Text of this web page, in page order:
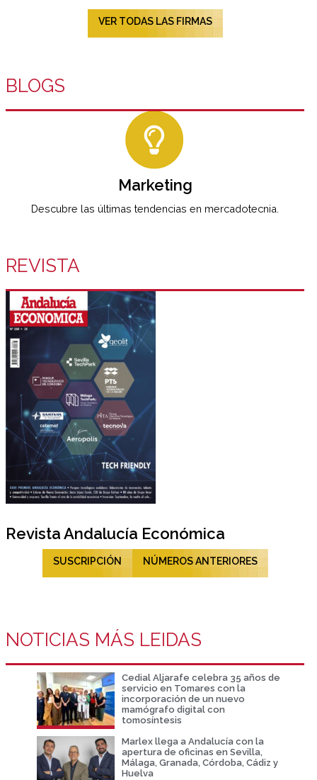
VER TODAS LAS FIRMAS
BLOGS
Marketing
Descubre las últimas tendencias en mercadotecnia.
REVISTA
Revista Andalucía Económica
SUSCRIPCIÓN NÚMEROS ANTERIORES
NOTICIAS MÁS LEIDAS
Cedial Aljarafe celebra 35 años de
servicio en Tomares con la
incorporación de un nuevo
mamógrafo digital con
tomosíntesis
Marlex llega a Andalucía con la
apertura de oficinas en Sevilla,
Málaga, Granada, Córdoba, Cádiz y
Huelva